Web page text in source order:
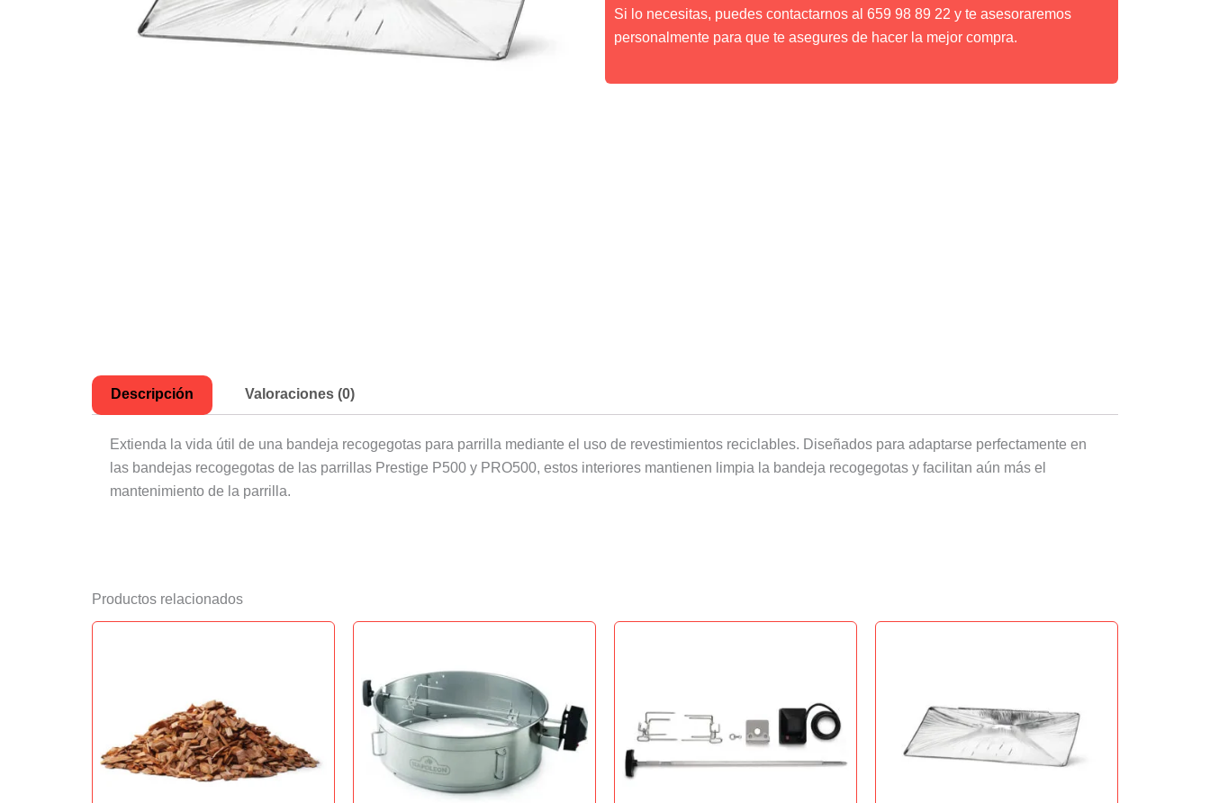
Si lo necesitas, puedes contactarnos al 659 98 89 22 y te asesoraremos
personalmente para que te asegures de hacer la mejor compra.
Descripción Valoraciones (0)
Extienda la vida útil de una bandeja recogegotas para parrilla mediante el uso de revestimientos reciclables. Diseñados para adaptarse perfectamente en
las bandejas recogegotas de las parrillas Prestige P500 y PRO500, estos interiores mantienen limpia la bandeja recogegotas y facilitan aún más el
mantenimiento de la parrilla.
Productos relacionados